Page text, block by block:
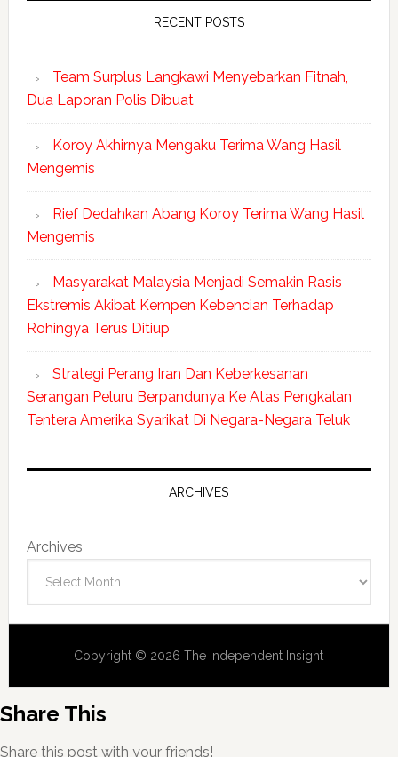
RECENT POSTS
Team Surplus Langkawi Menyebarkan Fitnah,
Dua Laporan Polis Dibuat
Koroy Akhirnya Mengaku Terima Wang Hasil
Mengemis
Rief Dedahkan Abang Koroy Terima Wang Hasil
Mengemis
Masyarakat Malaysia Menjadi Semakin Rasis
Ekstremis Akibat Kempen Kebencian Terhadap
Rohingya Terus Ditiup
Strategi Perang Iran Dan Keberkesanan
Serangan Peluru Berpandunya Ke Atas Pengkalan
Tentera Amerika Syarikat Di Negara-Negara Teluk
ARCHIVES
Archives
Copyright © 2026 The Independent Insight
Share This
Share this post with your friends!